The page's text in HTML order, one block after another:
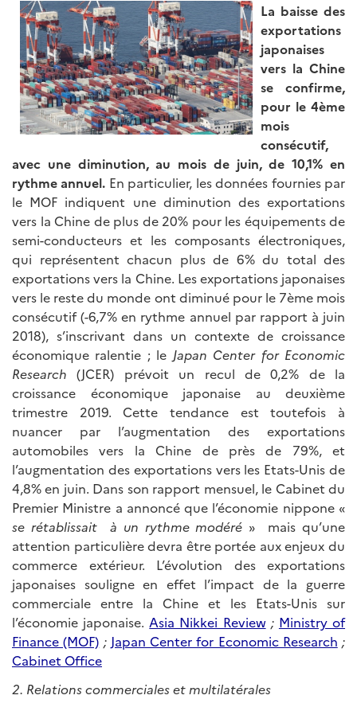
La baisse des
exportations
japonaises
vers la Chine
se confirme,
pour le 4ème
mois
consécutif,
avec une diminution, au mois de juin, de 10,1% en
rythme annuel. En particulier, les données fournies par
le MOF indiquent une diminution des exportations
vers la Chine de plus de 20% pour les équipements de
semi-conducteurs et les composants électroniques,
qui représentent chacun plus de 6% du total des
exportations vers la Chine. Les exportations japonaises
vers le reste du monde ont diminué pour le 7ème mois
consécutif (-6,7% en rythme annuel par rapport à juin
2018), s’inscrivant dans un contexte de croissance
économique ralentie ; le Japan Center for Economic
Research (JCER) prévoit un recul de 0,2% de la
croissance économique japonaise au deuxième
trimestre 2019. Cette tendance est toutefois à
nuancer par l’augmentation des exportations
automobiles vers la Chine de près de 79%, et
l’augmentation des exportations vers les Etats-Unis de
4,8% en juin. Dans son rapport mensuel, le Cabinet du
Premier Ministre a annoncé que l’économie nippone «
se rétablissait à un rythme modéré » mais qu’une
attention particulière devra être portée aux enjeux du
commerce extérieur. L’évolution des exportations
japonaises souligne en effet l’impact de la guerre
commerciale entre la Chine et les Etats-Unis sur
l’économie japonaise. Asia Nikkei Review; Ministry of
Finance (MOF) ; Japan Center for Economic Research ;
Cabinet Office
2. Relations commerciales et multilatérales